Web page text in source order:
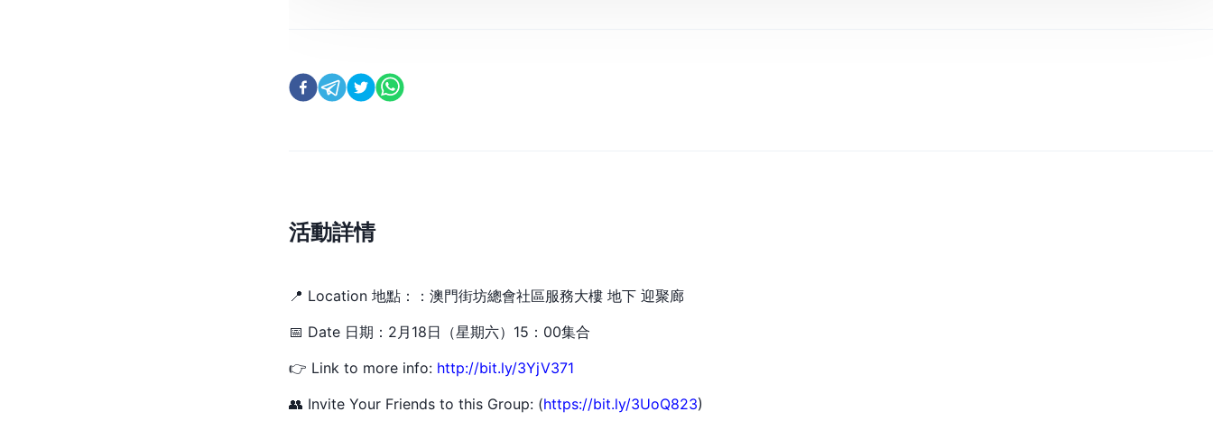
活動詳情
📍 Location 地點：：澳門街坊總會社區服務大樓 地下 迎聚廊
📅 Date 日期：2月18日（星期六）15：00集合
👉 Link to more info: http://bit.ly/3YjV371
👥 Invite Your Friends to this Group: (https://bit.ly/3UoQ823)